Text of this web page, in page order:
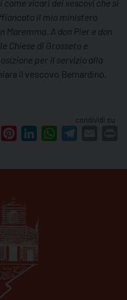
come vicari dei vescovi che si
il mio ministero
A don Pier e don
Chiese di Grosseto e
per il servizio alla
il vescovo Bernardino.
condividi su
TwitterPinterestLinkedInWhatsApp